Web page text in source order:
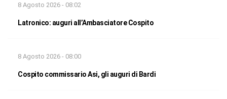
8 Agosto 2026 - 08:02
Latronico: auguri all’Ambasciatore Cospito
8 Agosto 2026 - 08:00
Cospito commissario Asi, gli auguri di Bardi